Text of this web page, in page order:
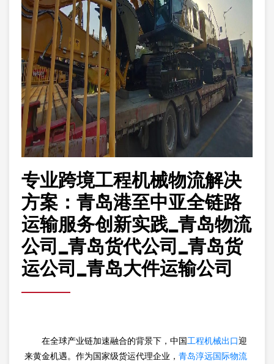
专业跨境工程机械物流解决
方案：青岛港至中亚全链路
运输服务创新实践_青岛物流
公司_青岛货代公司_青岛货
运公司_青岛大件运输公司
在全球产业链加速融合的背景下，中国工程机械出口迎
来黄金机遇。作为国家级货运代理企业， 青岛淳远国际物流